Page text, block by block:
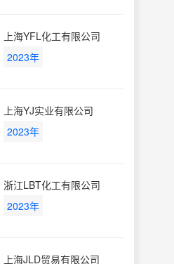
上海YFL化工有限公司
2023年
上海YJ实业有限公司
2023年
浙江LBT化工有限公司
2023年
上海JLD贸易有限公司